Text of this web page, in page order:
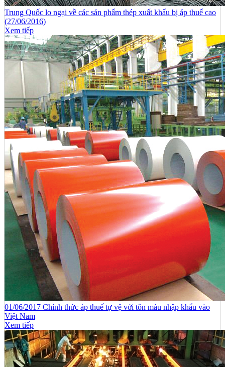
Trung Quốc lo ngại về các sản phẩm thép xuất khẩu bị áp thuế cao
(27/06/2016)
Xem tiếp
01/06/2017 Chính thức áp thuế tự vệ với tôn màu nhập khẩu vào
Việt Nam
Xem tiếp